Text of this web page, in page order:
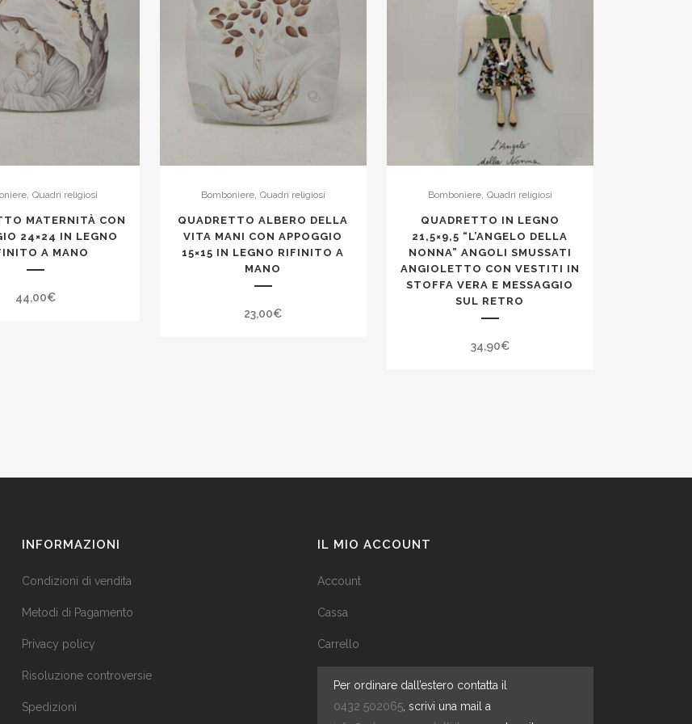
,Quadri religiosi
MATERNITÀ CON
24×24 IN LEGNO
A MANO
44,00€
Bomboniere, Quadri religiosi
QUADRETTO ALBERO DELLA
VITA MANI CON APPOGGIO
15×15 IN LEGNO RIFINITO A
MANO
23,00€
Bomboniere, Quadri religiosi
QUADRETTO IN LEGNO
21,5×9,5 “L’ANGELO DELLA
NONNA” ANGOLI SMUSSATI
ANGIOLETTO CON VESTITI IN
STOFFA VERA E MESSAGGIO
SUL RETRO
34,90€
INFORMAZIONI
Condizioni di vendita
Metodi di Pagamento
Privacy policy
Risoluzione controversie
Spedizioni
IL MIO ACCOUNT
Account
Cassa
Carrello
Per ordinare dall’estero contatta il
0432 502065, scrivi una mail a